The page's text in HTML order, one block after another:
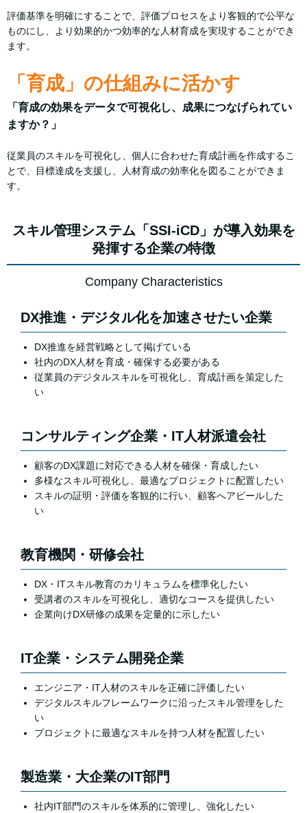
評価基準を明確にすることで、評価プロセスをより客観的で公平な
ものにし、より効果的かつ効率的な人材育成を実現することができ
ます。
「育成」の仕組みに活かす
「育成の効果をデータで可視化し、成果につなげられてい
ますか？」
従業員のスキルを可視化し、個人に合わせた育成計画を作成するこ
とで、目標達成を支援し、人材育成の効率化を図ることができま
す。
スキル管理システム「SSI-iCD」が導入効果を
発揮する企業の特徴
Company Characteristics
DX推進・デジタル化を加速させたい企業
DX推進を経営戦略として掲げている
社内のDX人材を育成・確保する必要がある
従業員のデジタルスキルを可視化し、育成計画を策定した
い
コンサルティング企業・IT人材派遣会社
顧客のDX課題に対応できる人材を確保・育成したい
多様なスキル可視化し、最適なプロジェクトに配置したい
スキルの証明・評価を客観的に行い、顧客へアピールした
い
教育機関・研修会社
DX・ITスキル教育のカリキュラムを標準化したい
受講者のスキルを可視化し、適切なコースを提供したい
企業向けDX研修の成果を定量的に示したい
IT企業・システム開発企業
エンジニア・IT人材のスキルを正確に評価したい
デジタルスキルフレームワークに沿ったスキル管理をした
い
プロジェクトに最適なスキルを持つ人材を配置したい
製造業・大企業のIT部門
社内IT部門のスキルを体系的に管理し、強化したい